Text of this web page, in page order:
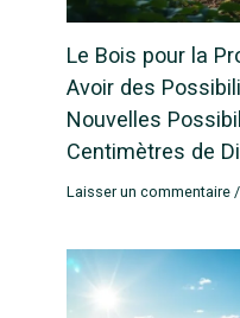
Le Bois pour la
Avoir des
Nouvelles
Centimètres de
Laisser un commentaire